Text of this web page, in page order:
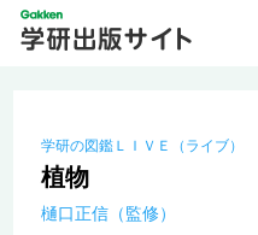
学研の図鑑ＬＩＶＥ（ライブ）
植物
樋口正信（監修）